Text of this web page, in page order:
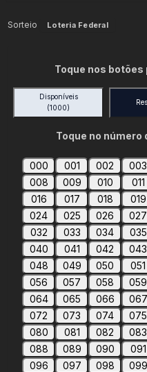
Sorteio Loteria Federal
Toque nos botões
Disponíveis
(1000)
Toque no número
000 001 002 003
008
009 010 011
016
017 018 019
024
025 026 027
032
033 034 035
040
041 042 043
048
049 050 051
056
057 058 059
064
065 066 067
072
073 074 075
080
081 082 083
088
089 090 091
096
097 098 099